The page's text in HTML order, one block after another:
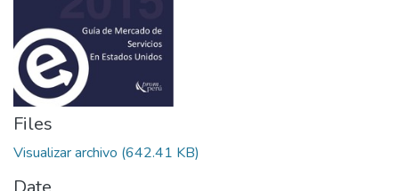
Files
Visualizar archivo (642.41 KB)